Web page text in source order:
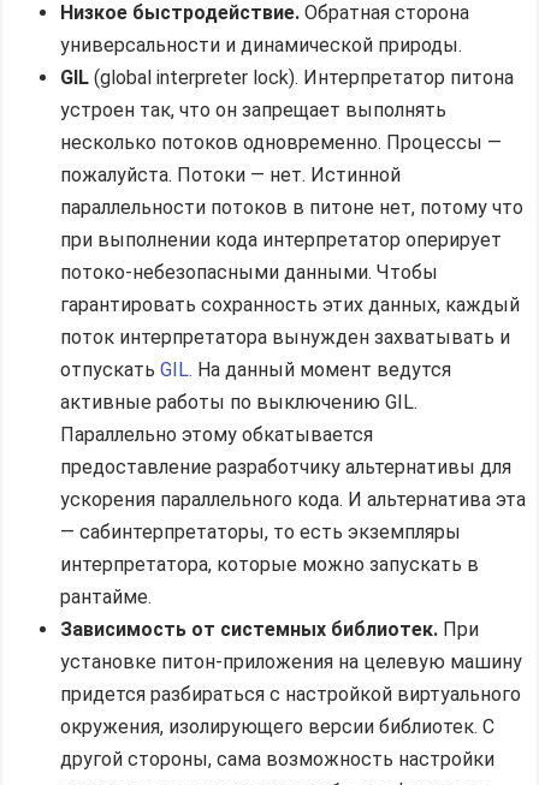
Низкое быстродействие. Обратная сторона
универсальности и динамической природы.
GIL (global interpreter lock). Интерпретатор питона
устроен так, что он запрещает выполнять
несколько потоков одновременно. Процессы —
пожалуйста. Потоки — нет. Истинной
параллельности потоков в питоне нет, потому что
при выполнении кода интерпретатор оперирует
потоко-небезопасными данными. Чтобы
гарантировать сохранность этих данных, каждый
поток интерпретатора вынужден захватывать и
отпускать GIL. На данный момент ведутся
активные работы по выключению GIL.
Параллельно этому обкатывается
предоставление разработчику альтернативы для
ускорения параллельного кода. И альтернатива эта
— сабинтерпретаторы, то есть экземпляры
интерпретатора, которые можно запускать в
рантайме.
Зависимость от системных библиотек. При
установке питон-приложения на целевую машину
придется разбираться с настройкой виртуального
окружения, изолирующего версии библиотек. С
другой стороны, сама возможность настройки